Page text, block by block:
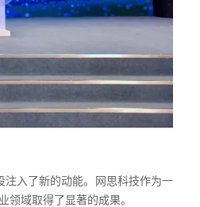
注入了新的动能。网思科技作为一
领域取得了显著的成果。